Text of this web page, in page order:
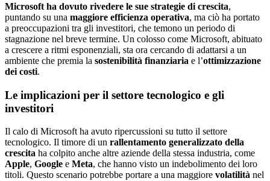
Microsoft ha dovuto rivedere le sue strategie di crescita,
puntando su una maggiore efficienza operativa, ma ciò ha portato
a preoccupazioni tra gli investitori, che temono un periodo di
stagnazione nel breve termine. Un colosso come Microsoft, abituato
a crescere a ritmi esponenziali, sta ora cercando di adattarsi a un
ambiente che premia la sostenibilità finanziaria e l’ottimizzazione
dei costi.
Le implicazioni per il settore tecnologico e gli
investitori
Il calo di Microsoft ha avuto ripercussioni su tutto il settore
tecnologico. Il timore di un rallentamento generalizzato della
crescita ha colpito anche altre aziende della stessa industria, come
Apple, Google e Meta, che hanno visto un indebolimento dei loro
titoli. Questo scenario potrebbe portare a una maggiore volatilità nel